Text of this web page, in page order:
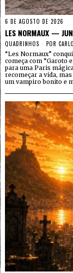
6 DE AGOSTO DE 2026
LES NORMAUX —
QUADRINHOS POR
“Les Normaux”
começa com “Garoto
para uma Paris
recomeçar a vida,
um vampiro bonito e